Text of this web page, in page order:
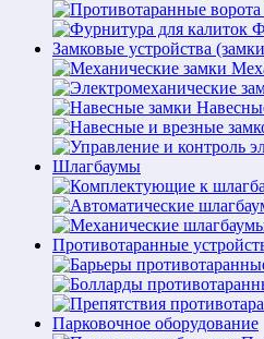
Замковые устройства
Шлагбаумы
Противотаранные
Парковочное оборудование